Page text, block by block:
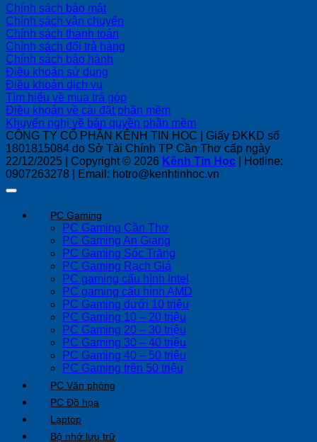
Chính sách bảo mật
Chính sách vận chuyển
Chính sách thanh toán
Chính sách đổi trả hàng
Chính sách bảo hành
Điều khoản sử dụng
Điều khoản dịch vụ
Tìm hiểu về mua trả góp
Điều khoản về cài đặt phần mềm
Khuyến nghị về bản quyền phần mềm
CÔNG TY CỔ PHẦN KÊNH TIN HỌC | Giấy ĐKKD số
1801815084 do Sở Tài Chính TP Cần Thơ cấp ngày
22/12/2025 | Copyright © 2026 Kênh Tin Học | Hotline:
0907263278 | Email: hotro@kenhtinhoc.vn
PC Gaming
PC Gaming Cần Thơ
PC Gaming An Giang
PC Gaming Sóc Trăng
PC Gaming Rạch Giá
PC gaming cấu hình Intel
PC gaming cấu hình AMD
PC Gaming dưới 10 triệu
PC Gaming 10 – 20 triệu
PC Gaming 20 – 30 triệu
PC Gaming 30 – 40 triệu
PC Gaming 40 – 50 triệu
PC Gaming trên 50 triệu
PC Văn phòng
PC Đồ họa
Laptop
Bộ nhớ lưu trữ